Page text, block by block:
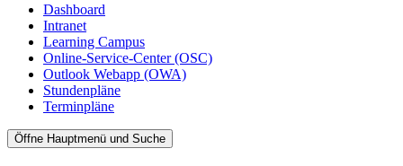
Dashboard
Intranet
Learning Campus
Online-Service-Center (OSC)
Outlook Webapp (OWA)
Stundenpläne
Terminpläne
Öffne Hauptmenü und Suche